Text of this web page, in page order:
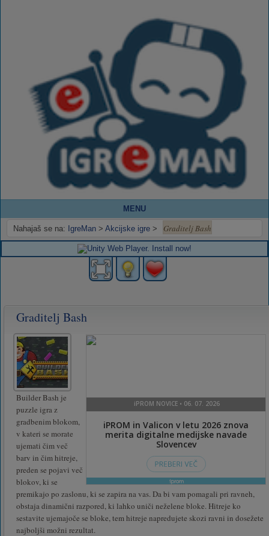
MENU
Nahajaš se na: IgreMan > Akcijske igre > Graditelj Bash
Graditelj Bash
Builder Bash je
puzzle igra z
gradbenim blokom,
v kateri se morate
ujemati čim več
barv in čim hitreje,
preden se pojavi več
blokov, ki se
premikajo po zaslonu, ki se zapira na vas. Da bi vam pomagali pri ravneh,
obstaja dinamični razpored, ki lahko uniči neželene bloke. Hitreje ko
sestavite ujemajoče se bloke, tem hitreje napredujete skozi ravni in dosežete
najboljši možni rezultat.